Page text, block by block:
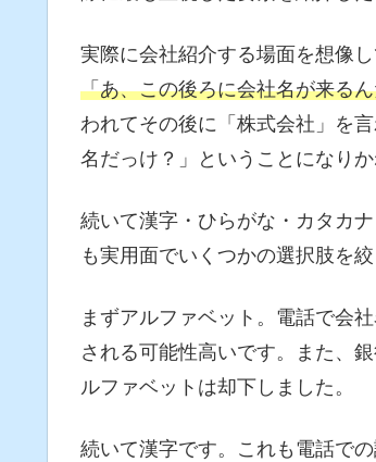
実際に会社紹介する場面を想像し
「あ、この後ろに会社名が来る
われてその後に「株式会社」を
名だっけ？」ということになり
続いて漢字・ひらがな・カタカ
も実用面でいくつかの選択肢を絞
まずアルファベット。電話で会
される可能性高いです。また、
ルファベットは却下しました。
続いて漢字です。これも電話で